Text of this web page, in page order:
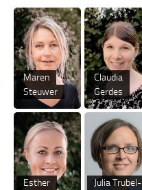
Maren
Steuwer
Esther
Claudia
Gerdes
Julia Trubel-